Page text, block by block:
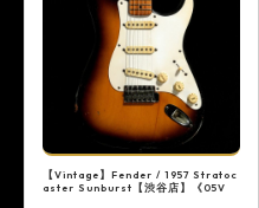
【Vintage】Fender / 1957 Stratoc
aster Sunburst【渋谷店】《05V
お客様サポート
Support